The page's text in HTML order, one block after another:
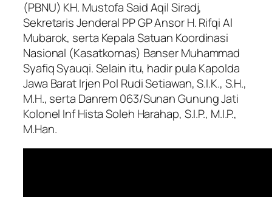
(PBNU) KH. Mustofa Said Aqil Siradj,
Sekretaris Jenderal PP GP Ansor H. Rifqi Al
Mubarok, serta Kepala Satuan Koordinasi
Nasional (Kasatkornas) Banser Muhammad
Syafiq Syauqi. Selain itu, hadir pula Kapolda
Jawa Barat Irjen Pol Rudi Setiawan, S.I.K., S.H.,
M.H., serta Danrem 063/Sunan Gunung Jati
Kolonel Inf Hista Soleh Harahap, S.I.P., M.I.P.,
M.Han.